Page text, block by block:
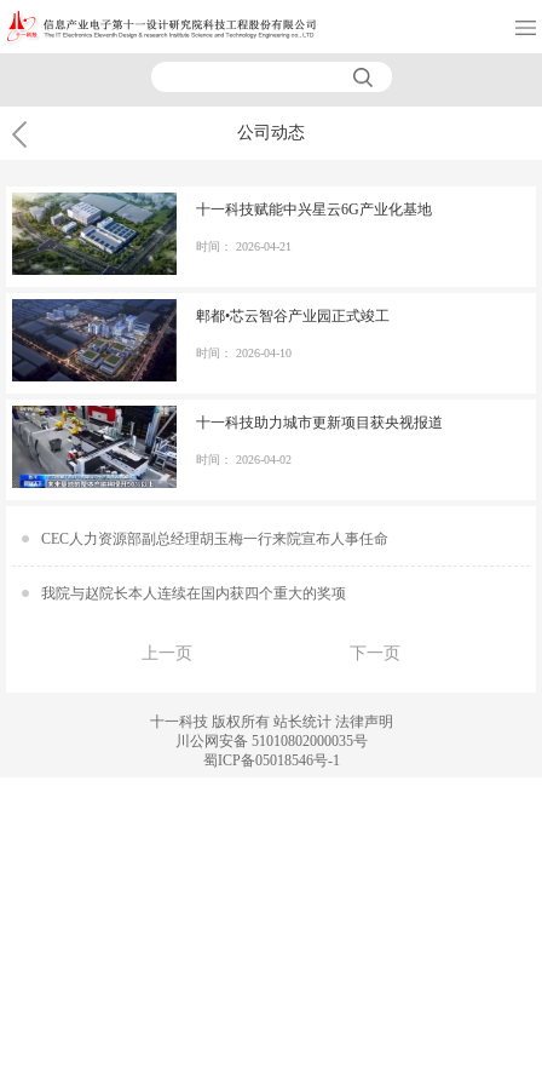
公司动态
十一科技赋能中兴星云6G产业化基地
时间： 2026-04-21
郫都•芯云智谷产业园正式竣工
时间： 2026-04-10
十一科技助力城市更新项目获央视报道
时间： 2026-04-02
CEC人力资源部副总经理胡玉梅一行来院宣布人事任命
我院与赵院长本人连续在国内获四个重大的奖项
上一页 下一页
十一科技 版权所有 站长统计 法律声明
川公网安备 51010802000035号
蜀ICP备05018546号-1